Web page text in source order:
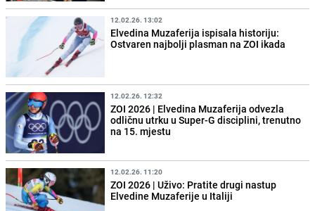
12.02.26. 13:02
Elvedina Muzaferija ispisala historiju:
Ostvaren najbolji plasman na ZOI ikada
12.02.26. 12:32
ZOI 2026 | Elvedina Muzaferija odvezla
odličnu utrku u Super-G disciplini, trenutno
na 15. mjestu
12.02.26. 11:20
ZOI 2026 | Uživo: Pratite drugi nastup
Elvedine Muzaferije u Italiji